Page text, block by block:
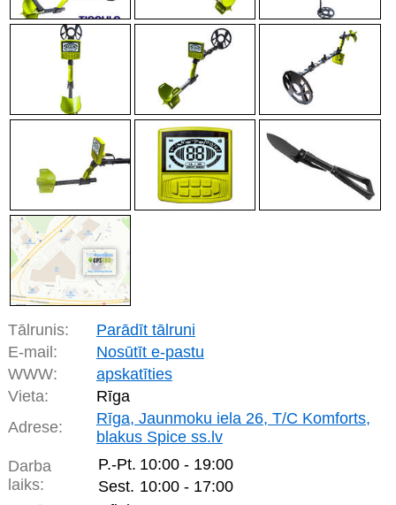
Tālrunis:
Parādīt tālruni
E-mail:
Nosūtīt e-pastu
WWW:
apskatīties
Vieta:
Rīga
Adrese:
Rīga, Jaunmoku iela 26, T/C Komforts,
blakus Spice ss.lv
Darba
laiks:
P.-Pt. 10:00 - 19:00
Sest. 10:00 - 17:00